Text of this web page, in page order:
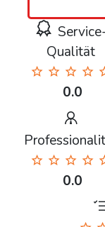
Qualität
0.0
0.0